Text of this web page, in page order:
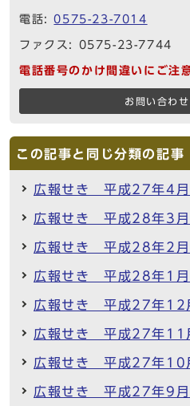
電話:0575-23-7014
ファクス: 0575-23-7744
電話番号のかけ間違いにご注
お問い合わ
この記事と同じ分類の記事
広報せき 平成27年4月
広報せき 平成28年3月
広報せき 平成28年2月
広報せき 平成28年1月
広報せき 平成27年12
広報せき 平成27年11
広報せき 平成27年10
広報せき 平成27年9月